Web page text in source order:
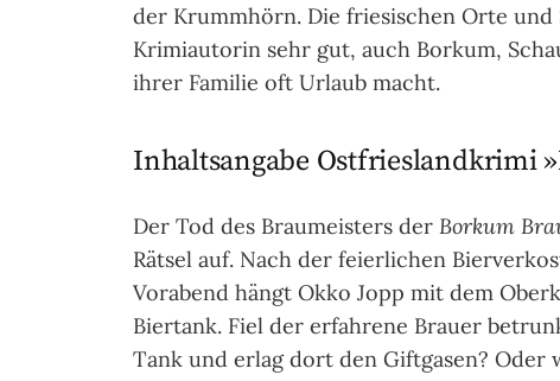
der Krummhörn. Die friesischen Orte
Krimiautorin sehr gut, auch Borkum,
ihrer Familie oft Urlaub macht.
Inhaltsangabe Ostfrieslandkrimi
Der Tod des Braumeisters der Borkum
Rätsel auf. Nach der feierlichen
Vorabend hängt Okko Jopp mit dem
Biertank. Fiel der erfahrene Brauer
Tank und erlag dort den Giftgasen? Oder